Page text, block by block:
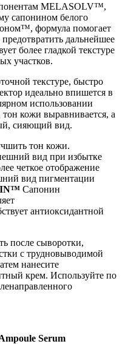
MELASOLV™,
сапонином белого
формула помогает
дальнейшее
более гладкой текстуре
участков.
текстуре, быстро
идеально впишется в
использовании
тон кожи выравнивается, а
сияющий вид.
тон кожи.
вид при избытке
четкое отображение
вид пигментации
Сапонин
антиоксидантной
после сыворотки,
с трудновыводимой
нанесите
крем. Используйте по
Serum